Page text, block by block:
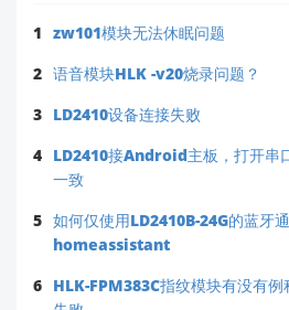
1 zw101模块无法休眠问题
2 语音模块HLK -v20烧录问题？
3 LD2410设备连接失败
4 LD2410接Android主板，打开串
一致
5 如何仅使用LD2410B-24G的蓝牙
homeassistant
6 HLK-FPM383C指纹模块有没有